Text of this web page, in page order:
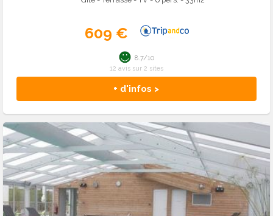
609 €
+ d'infos >
8.7/10
12 avis sur 2 sites